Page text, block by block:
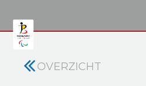
OVERZICHT